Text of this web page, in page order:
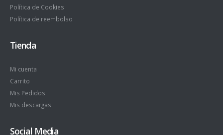
Política de Cookies
Política de reembolso
Tienda
Mi cuenta
Carrito
Mis Pedidos
Mis descargas
Social Media